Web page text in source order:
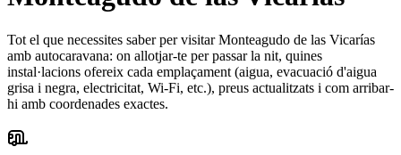
Tot el que necessites saber per visitar Monteagudo de las Vicarías
amb autocaravana: on allotjar-te per passar la nit, quines
instal·lacions ofereix cada emplaçament (aigua, evacuació d'aigua
grisa i negra, electricitat, Wi-Fi, etc.), preus actualitzats i com arribar-
hi amb coordenades exactes.